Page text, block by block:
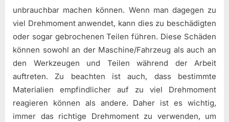
unbrauchbar machen können. Wenn man dagegen zu
viel Drehmoment anwendet, kann dies zu beschädigten
oder sogar gebrochenen Teilen führen. Diese Schäden
können sowohl an der Maschine/Fahrzeug als auch an
den Werkzeugen und Teilen während der Arbeit
auftreten. Zu beachten ist auch, dass bestimmte
Materialien empfindlicher auf zu viel Drehmoment
reagieren können als andere. Daher ist es wichtig,
immer das richtige Drehmoment zu verwenden, um